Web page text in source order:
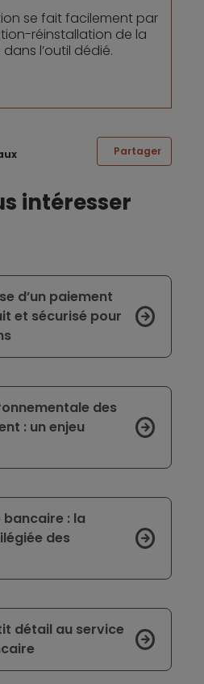
se fait facilement par
réinstallation de la
l’outil dédié.
Partager
intéresser
d’un paiement
et sécurisé pour
des
: un enjeu
: la
des
détail au service